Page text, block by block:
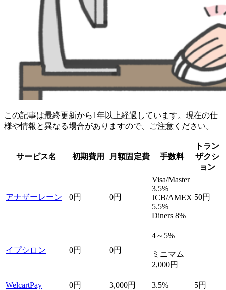
この記事は最終更新から1年以上経過しています。現在の仕
様や情報と異なる場合がありますので、ご注意ください。
サービス名 初期費用 月額固定費 手数料
トラン
ザクシ
ョン
アナザーレーン 0円 0円
Visa/Master
3.5%
JCB/AMEX
5.5%
Diners 8%
50円
イプシロン 0円 0円
4～5%
ミニマム
2,000円
–
WelcartPay 0円 3,000円 3.5%
5円